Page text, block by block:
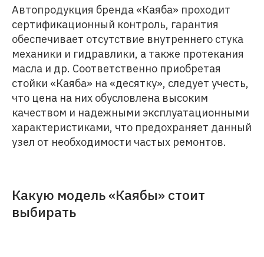
Автопродукция бренда «Каяба» проходит
сертификационный контроль, гарантия
обеспечивает отсутствие внутреннего стука
механики и гидравлики, а также протекания
масла и др. Соответственно приобретая
стойки «Каяба» на «десятку», следует учесть,
что цена на них обусловлена высоким
качеством и надежными эксплуатационными
характеристиками, что предохраняет данный
узел от необходимости частых ремонтов.
Какую модель «Каябы» стоит
выбирать